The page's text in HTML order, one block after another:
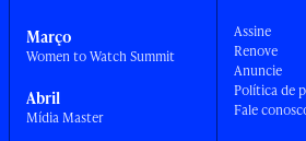
Março
Women to Watch Summit
Abril
Mídia Master
Assine
Renove
Anuncie
Política de
Fale